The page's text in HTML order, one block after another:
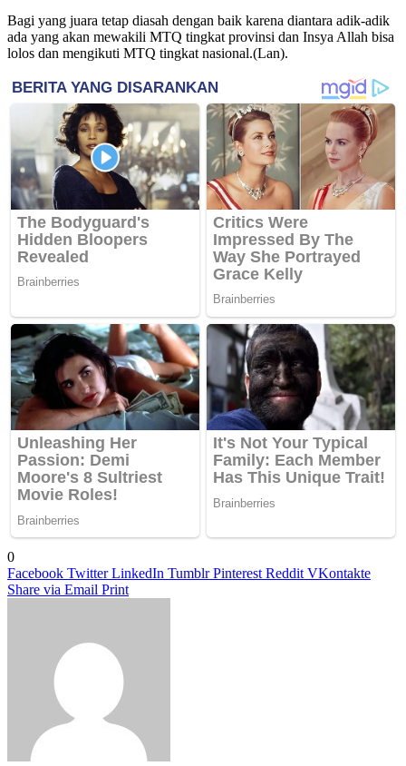
Bagi yang juara tetap diasah dengan baik karena diantara adik-adik
ada yang akan mewakili MTQ tingkat provinsi dan Insya Allah bisa
lolos dan mengikuti MTQ tingkat nasional.(Lan).
0
Facebook Twitter LinkedIn Tumblr Pinterest Reddit VKontakte
Share via Email Print